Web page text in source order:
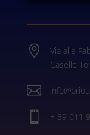

Via alle
Caselle

 + 39 011